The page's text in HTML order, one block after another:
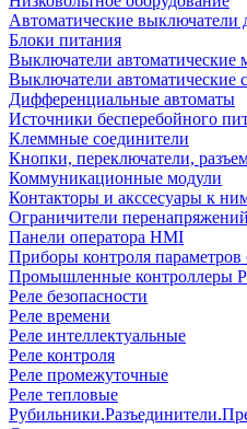
Автоматические выключатели
Блоки питания
Выключатели автоматические
Выключатели автоматические
Дифференциальные автоматы
Источники бесперебойного
Клеммные соединители
Кнопки, переключатели,
Коммуникационные модули
Контакторы и акссесуары к
Ограничители перенапряжений
Панели оператора HMI
Приборы контроля параметров
Промышленные контроллеры
Реле безопасности
Реле времени
Реле интеллектуальные
Реле контроля
Реле промежуточные
Реле тепловые